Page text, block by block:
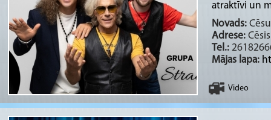
atraktīvi un
Novads:
Adrese:
Tel.:
Mājas lapa:
Video